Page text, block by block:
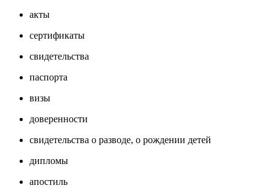
акты
сертификаты
свидетельства
паспорта
визы
доверенности
свидетельства о разводе, о рождении детей
дипломы
апостиль